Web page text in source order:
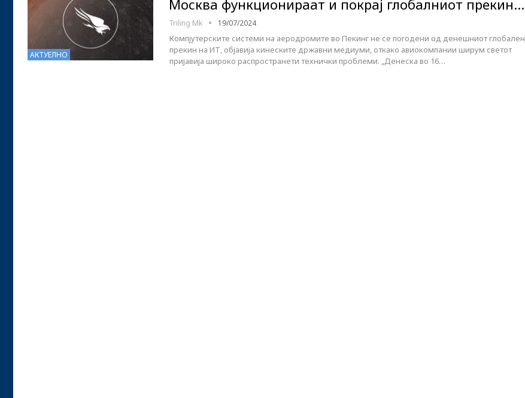
АКТУЕЛНО
Москва функционираат и покрај глобалниот прекин…
Triling Mk 19/07/2024
Компјутерските системи на аеродромите во Пекинг не се погодени од денешниот глобален
прекин на ИТ, објавија кинеските државни медиуми, откако авиокомпании ширум светот
пријавија широко распространети технички проблеми. „Денеска во 16…